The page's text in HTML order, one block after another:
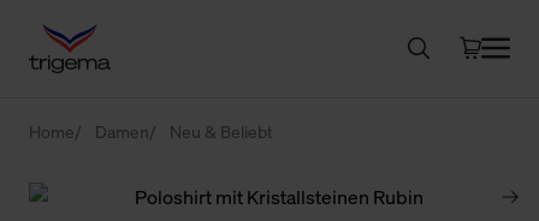
Home Damen Neu & Beliebt